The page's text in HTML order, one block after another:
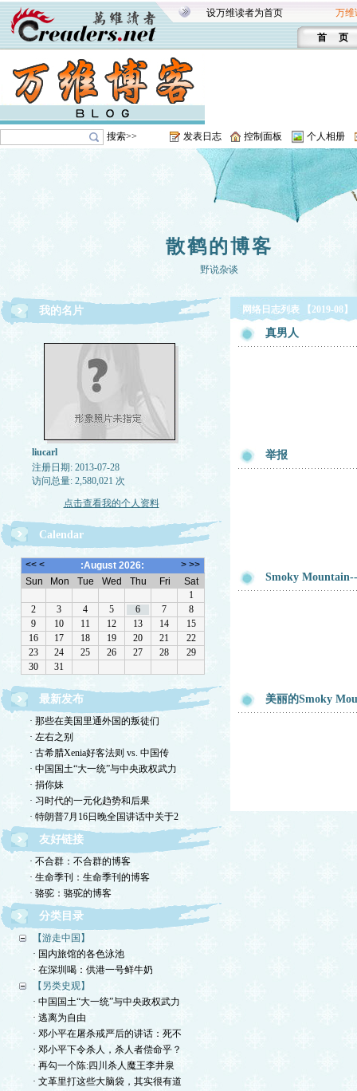
设万维读者为首页 万维
首 页
搜索>> 发表日志 控制面板 个人相册
散鹤的博客
野说杂谈
我的名片
liucarl
注册日期: 2013-07-28
访问总量: 2,580,021 次
点击查看我的个人资料
Calendar
最新发布
· 那些在美国里通外国的叛徒们
· 左右之别
· 古希腊Xenia好客法则 vs. 中国传
· 中国国土“大一统”与中央政权武力
· 捐你妹
· 习时代的一元化趋势和后果
· 特朗普7月16日晚全国讲话中关于2
友好链接
· 不合群：不合群的博客
· 生命季刊：生命季刊的博客
· 骆驼：骆驼的博客
分类目录
【游走中国】
· 国内旅馆的各色泳池
· 在深圳喝：供港一号鲜牛奶
【另类史观】
· 中国国土“大一统”与中央政权武力
· 逃离为自由
· 邓小平在屠杀戒严后的讲话：死不
· 邓小平下令杀人，杀人者偿命乎？
· 再勾一个陈:四川杀人魔王李井泉
· 文革里打这些大脑袋，其实很有道
网络日志列表 【2019-08】
真男人
举报
Smoky
美丽的Smoky